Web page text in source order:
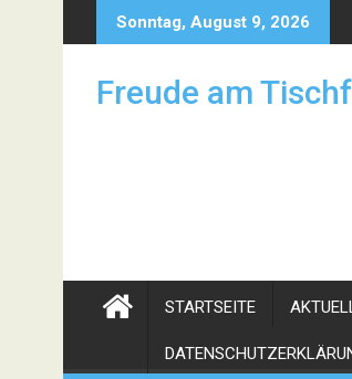
to
Sonntag, August 9, 2026
Freude am
STARTSEITE